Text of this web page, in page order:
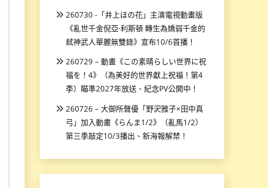
260730 -「井上ほの花」主演電視動畫版
《亂世千金倪亞·利斯頓 轉生為嬌弱千金的
弒神武人華麗無雙錄》宣布10/6首播！
260729 – 動畫《この素晴らしい世界に祝
福を！4》（為美好的世界獻上祝福！第4
季）瞄準2027年放送、紀念PV公開中！
260726 – 大御所聲優「野沢雅子×田中真
弓」加入動畫《らんま1/2》（亂馬1/2）
第三季敲定10/3播出、新海報解禁！